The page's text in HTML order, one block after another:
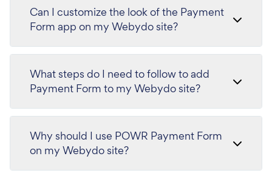
Can I customize the look of the Payment
Form app on my Webydo site?
What steps do I need to follow to add
Payment Form to my Webydo site?
Why should I use POWR Payment Form
on my Webydo site?